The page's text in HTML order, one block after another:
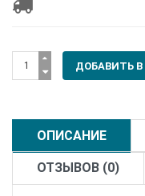
ОПИСАНИЕ
ОТЗЫВОВ (0)